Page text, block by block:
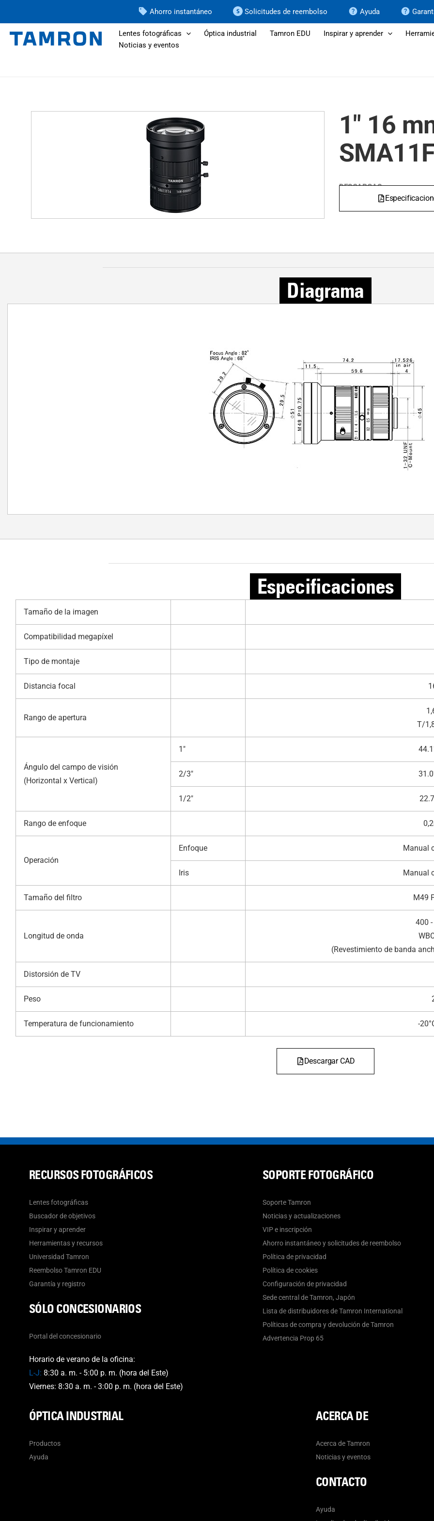
contenido
Ahorro instantáneo Solicitudes de reembolso Ayuda
Lentes fotográficas Óptica industrial Tamron EDU Inspirar y aprender
Noticias y eventos
1" 16
DESCARGAS
Diagrama
Especificaciones
Tamaño de la imagen
Compatibilidad megapíxel
Tipo de montaje
Distancia focal
Rango de apertura
T/
Ángulo del campo de visión
(Horizontal x Vertical)
1″
2/3″
1/2″
Rango de enfoque
Operación
Enfoque Manual
Iris Manual
Tamaño del filtro M49
Longitud de onda
400
(Revestimiento de banda
Distorsión de TV
Peso
Temperatura de funcionamiento -
Descargar CAD
RECURSOS FOTOGRÁFICOS
Lentes fotográficas
Buscador de objetivos
Inspirar y aprender
Herramientas y recursos
Universidad Tamron
Reembolso Tamron EDU
Garantía y registro
SÓLO CONCESIONARIOS
Portal del concesionario
Horario de verano de la oficina:
L-J: 8:30 a. m. - 5:00 p. m. (hora del Este)
Viernes: 8:30 a. m. - 3:00 p. m. (hora del Este)
SOPORTE FOTOGRÁFICO
Soporte Tamron
Noticias y actualizaciones
VIP e inscripción
Ahorro instantáneo y solicitudes de reembolso
Política de privacidad
Política de cookies
Configuración de privacidad
Sede central de Tamron, Japón
Lista de distribuidores de Tamron International
Políticas de compra y devolución de Tamron
Advertencia Prop 65
ÓPTICA INDUSTRIAL
Productos
Ayuda
ACERCA DE
Acerca de Tamron
Noticias y eventos
CONTACTO
Ayuda